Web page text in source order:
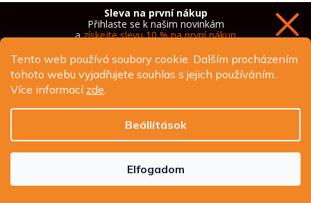
Tento web používá soubory cookie. Dalším procházením
tohoto webu vyjadřujete souhlas s jejich používáním..
Více informací zde.
Beállítások
Elfogadom
Kapcsolódó termékek
Sleva na první nákup
Přihlaste se k našim novinkám
azískejte slevu 10 % na první nákup
Ochrana osobních údajů